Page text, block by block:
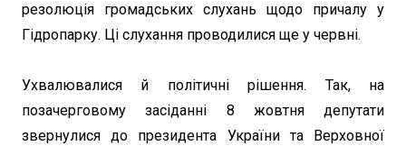
резолюція громадських слухань щодо причалу у
Гідропарку. Ці слухання проводилися ще у червні.
Ухвалювалися й політичні рішення. Так, на
позачерговому засіданні 8 жовтня депутати
звернулися до президента України та Верховної